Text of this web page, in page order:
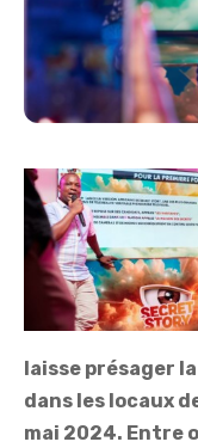
laisse présager
dans les locaux
mai 2024. Entre